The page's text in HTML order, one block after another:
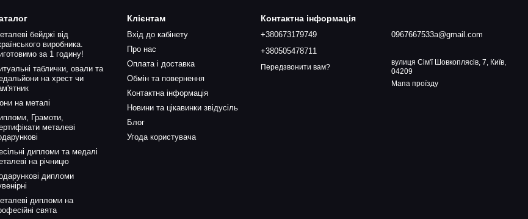
бейджі від
виробника.
за 1 годину!
таблички, овали та
на хрест чи
на металі
Грамоти,
металеві
дипломи та медалі
на річницю
дипломи
дипломи на
свята
Клієнтам
Вхід до кабінету
Про нас
Оплата і доставка
Обмін та повернення
Контактна інформація
Новини та цікавинки звідусіль
Блог
Угода користувача
Контактна інформація
+380673179749
+380505478711
Передзвонити вам?
0967667533a@gmail.com
вулиця Сім'ї Шовкоплясів, 7, Київ,
04209
Мапа проїзду